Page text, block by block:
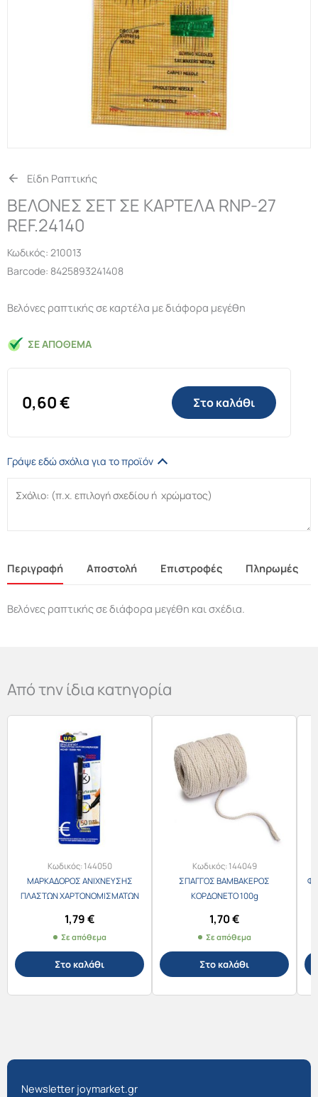
Είδη Ραπτικής
ΒΕΛΟΝΕΣ ΣΕΤ ΣΕ ΚΑΡΤΕΛΑ RNP-27
REF.24140
Κωδικός: 210013
Barcode: 8425893241408
Βελόνες ραπτικής σε καρτέλα με διάφορα μεγέθη
ΣΕ ΑΠΌΘΕΜΑ
0,60€ Στο καλάθι
Γράψε εδώ σχόλια για το προϊόν
Περιγραφή Αποστολή Επιστροφές Πληρωμές
Βελόνες ραπτικής σε διάφορα μεγέθη και σχέδια.
Από την ίδια κατηγορία
Κωδικός:144050
ΜΑΡΚΑΔΟΡΟΣ ΑΝΙΧΝΕΥΣΗΣ
ΠΛΑΣΤΩΝ ΧΑΡΤΟΝΟΜΙΣΜΑΤΩΝ
1,79€
Σε απόθεμα
Στο καλάθι
Κωδικός:144049
ΣΠΑΓΓΟΣ ΒΑΜΒΑΚΕΡΟΣ
ΚΟΡΔΟΝΕΤΟ 100g
1,70€
Σε απόθεμα
Στο καλάθι
Newsletter joymarket.gr